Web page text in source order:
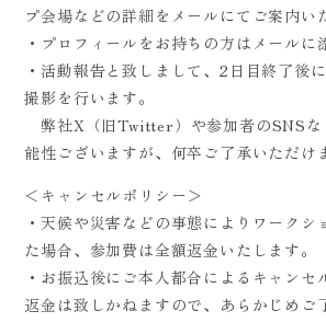
プ会場などの詳細をメールにてご案内い
・プロフィールをお持ちの方はメールに
・活動報告と致しまして、2日目終了後
撮影を行います。
弊社X（旧Twitter）や参加者のSNSな
能性ございますが、何卒ご了承いただけ
＜キャンセルポリシー＞
・天候や災害などの事態によりワークシ
た場合、参加費は全額返金いたします。
・お振込後にご本人都合によるキャンセ
返金は致しかねますので、あらかじめご